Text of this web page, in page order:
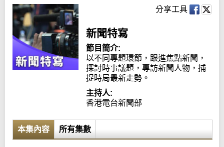
h
分享工具
新聞特寫
節目簡介:
以不同專題環節，跟進焦點新聞，
探討時事議題，專訪新聞人物，捕
捉時局最新走勢。
主持人:
香港電台新聞部
本集內容 所有集數